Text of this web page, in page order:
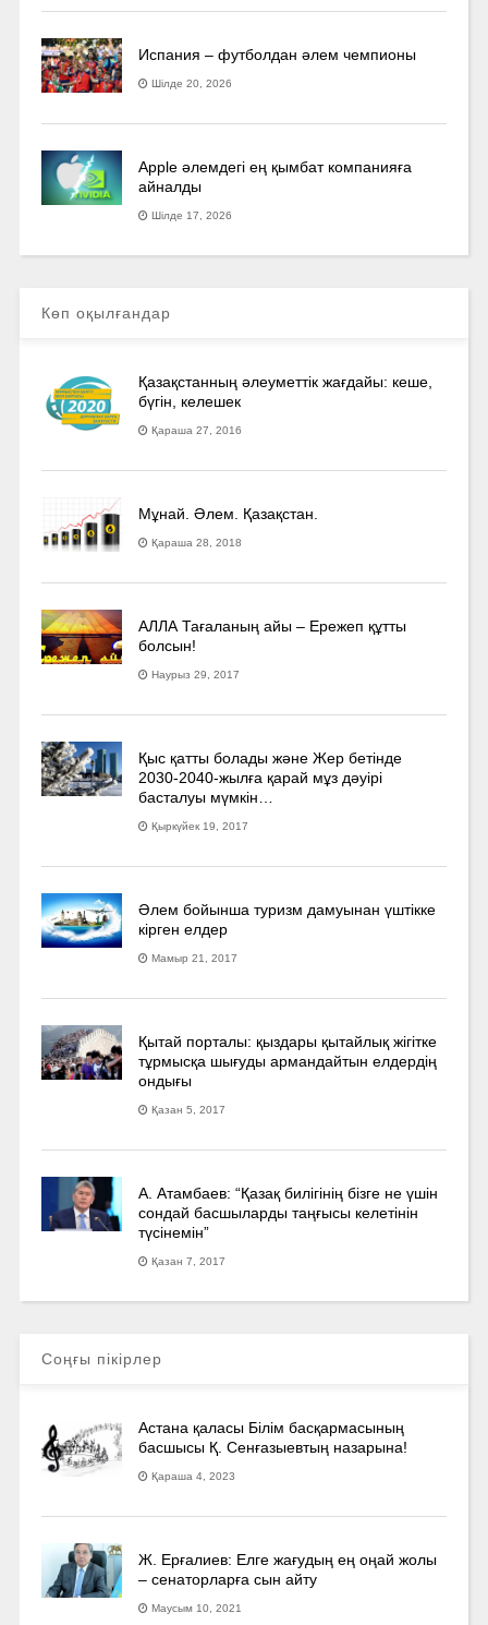
Испания – футболдан әлем чемпионы
Шілде 20, 2026
Apple әлемдегі ең қымбат компанияға
айналды
Шілде 17, 2026
Көп оқылғандар
Қазақстанның әлеуметтік жағдайы: кеше,
бүгін, келешек
Қараша 27, 2016
Мұнай. Әлем. Қазақстан.
Қараша 28, 2018
АЛЛА Тағаланың айы – Ережеп құтты
болсын!
Наурыз 29, 2017
Қыс қатты болады және Жер бетінде
2030-2040­-жылға қарай мұз дәуірі
басталуы мүмкін…
Қыркүйек 19, 2017
Әлем бойынша туризм дамуынан үштікке
кірген елдер
Мамыр 21, 2017
Қытай порталы: қыздары қытайлық жігітке
тұрмысқа шығуды армандайтын елдердің
ондығы
Қазан 5, 2017
А. Атамбаев: “Қазақ билігінің бізге не үшін
сондай басшыларды таңғысы келетінін
түсінемін”
Қазан 7, 2017
Соңғы пікірлер
Астана қаласы Білім басқармасының
басшысы Қ. Сенғазыевтың назарына!
Қараша 4, 2023
Ж. Ерғалиев: Елге жағудың ең оңай жолы
– сенаторларға сын айту
Маусым 10, 2021